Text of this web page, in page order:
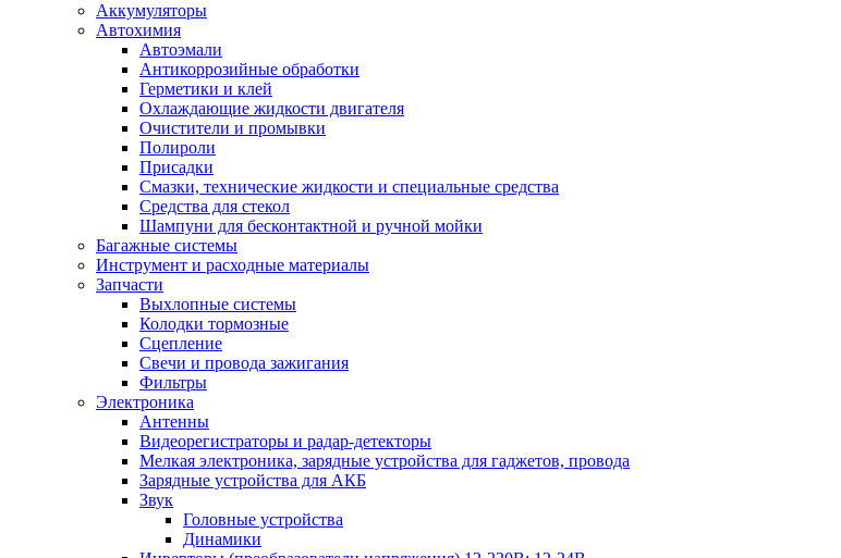
Аккумуляторы
Автохимия
Автоэмали
Антикоррозийные обработки
Герметики и клей
Охлаждающие жидкости двигателя
Очистители и промывки
Полироли
Присадки
Смазки, технические жидкости и специальные средства
Средства для стекол
Шампуни для бесконтактной и ручной мойки
Багажные системы
Инструмент и расходные материалы
Запчасти
Выхлопные системы
Колодки тормозные
Сцепление
Свечи и провода зажигания
Фильтры
Электроника
Антенны
Видеорегистраторы и радар-детекторы
Мелкая электроника, зарядные устройства для гаджетов, провода
Зарядные устройства для АКБ
Звук
Головные устройства
Динамики